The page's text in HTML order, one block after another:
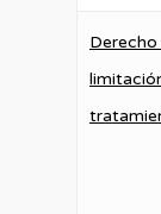
Derecho